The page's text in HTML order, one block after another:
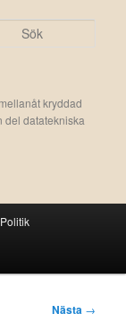
kryddad
del datatekniska
Politik
Nästa →